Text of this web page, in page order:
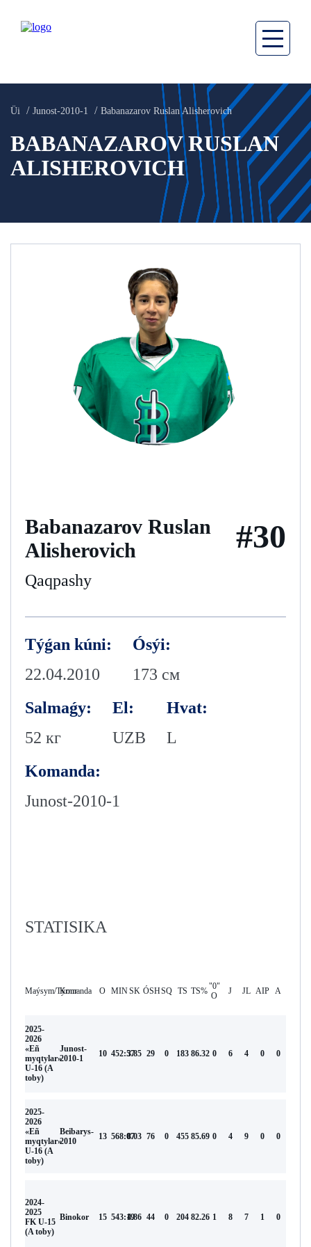
Üi Junost-2010-1 Babanazarov Ruslan Alisherovich
BABANAZAROV RUSLAN
ALISHEROVICH
Babanazarov Ruslan
Alisherovich
Qaqpashy
#30
Týǵan kúni:
22.04.2010
Ósýi:
173 см
Salmaǵy:
52 кг
El:
UZB
Hvat:
L
Komanda:
Junost-2010-1
STATISIKA
Maýsym/TýrnırKomanda O MINSK ÓSHSQ TS TS%"0"
O
J JL AIP А
2025-
2026
«Eñ
myqtylar»
U-16 (А
toby)
Junost-
2010-1
10 452:573.85 29 0 183 86.32 0 6 4 0 0
2025-
2026
«Eñ
myqtylar»
U-16 (А
toby)
Beibarys-
2010
13 568:078.03 76 0 455 85.69 0 4 9 0 0
2024-
2025
FK U-15
(A toby)
Binokor 15 543:194.86 44 0 204 82.26 1 8 7 1 0